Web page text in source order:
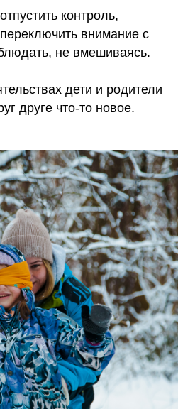
контроль,
внимание с
не вмешиваясь.
дети и родители
друге что-то новое.